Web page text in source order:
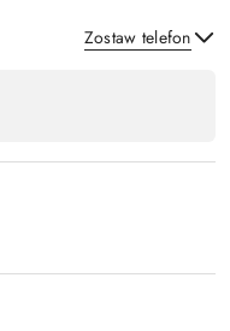
Zostaw telefon